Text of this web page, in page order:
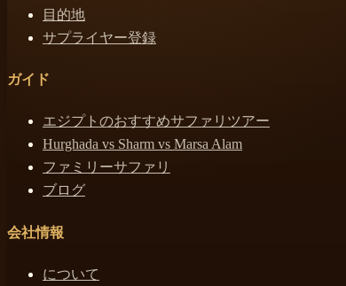
目的地
サプライヤー登録
ガイド
エジプトのおすすめサファリツアー
Hurghada vs Sharm vs Marsa Alam
ファミリーサファリ
ブログ
会社情報
について